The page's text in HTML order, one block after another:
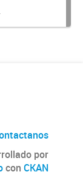
por
con CKAN